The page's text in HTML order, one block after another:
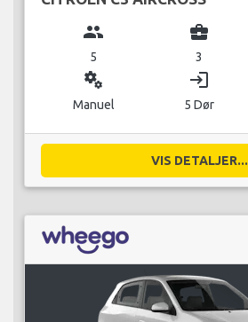
group
5
business_center
3
miscellaneous_services
Manuel
login
5 Dør
VIS DETALJER...